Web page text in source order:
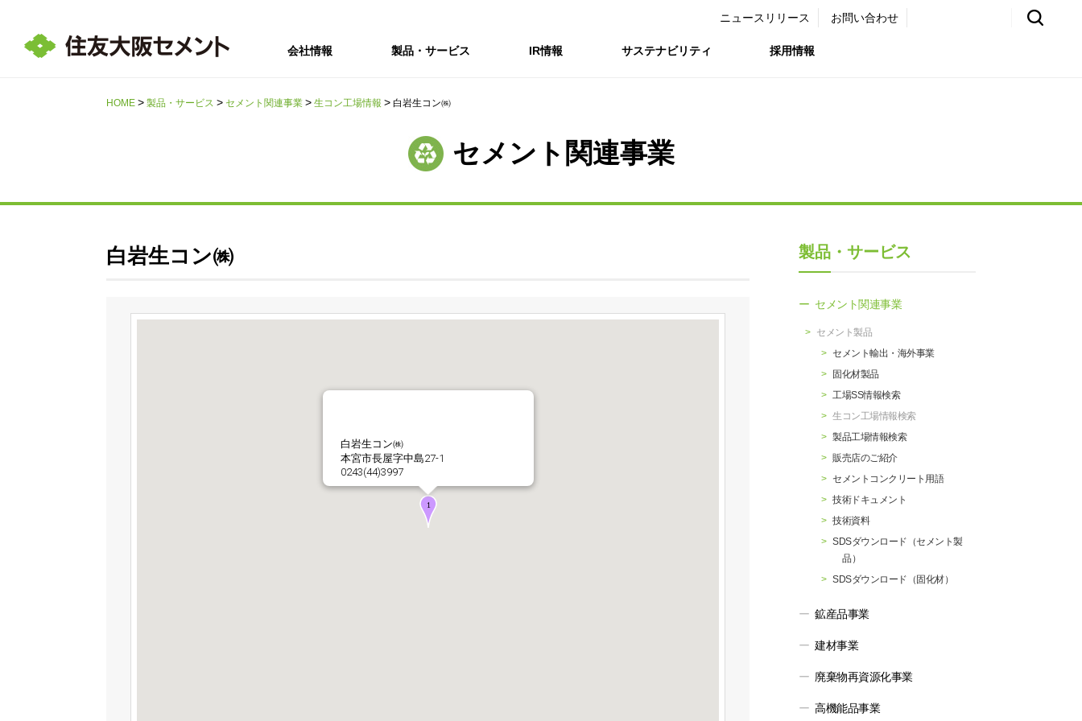
会社情報
会社概要
コーポレートガバナンス
マテリアリティ・SDGs
製品・サービス IR情報
IRニュース
財務・業績推移
サステナビリティ
企業理念・環境理念・行動指針
SOCN2050
Enviroment（環境）
採用情報
新卒採用サイト（全国勤務コース）
ニュースリリース お問い合わせ
HOME 製品・サービス セメント関連事業 生コン工場情報 白岩生コン㈱
セメント関連事業
白岩生コン㈱
白岩生コン㈱
本宮市長屋字中島27-1
0243(44)3997
製品・サービス
セメント関連事業
セメント製品
セメント輸出・海外事業
固化材製品
工場SS情報検索
生コン工場情報検索
製品工場情報検索
販売店のご紹介
セメントコンクリート用語
技術ドキュメント
技術資料
SDSダウンロード（セメント製
品）
SDSダウンロード（固化材）
鉱産品事業
建材事業
廃棄物再資源化事業
高機能品事業